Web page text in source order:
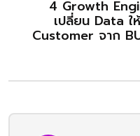
4 Growth
เปลี่ยน Data ใ
Customer จาก